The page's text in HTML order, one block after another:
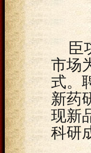
臣
市场
式。
新药
现新
科研